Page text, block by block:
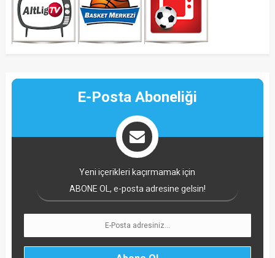
E-Posta Aboneliği
Yeni içerikleri kaçırmamak için
ABONE OL, e-posta adresine gelsin!